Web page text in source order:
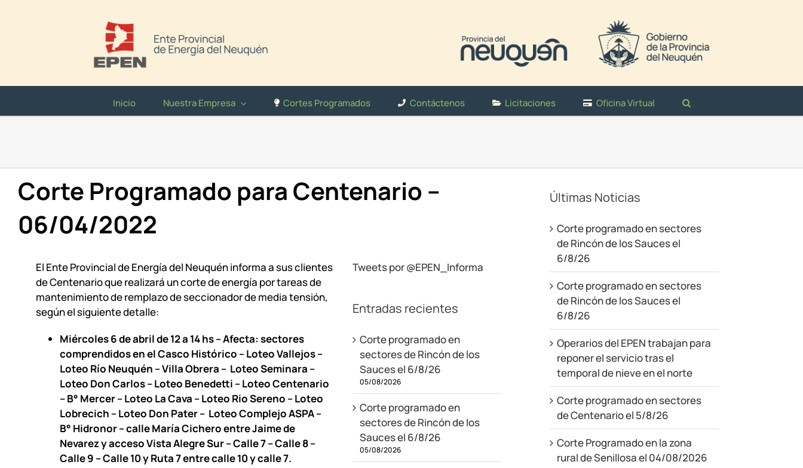
Inicio Nuestra Empresa Cortes Programados Contáctenos Licitaciones Oficina Virtual
Corte Programado para Centenario –
06/04/2022
El Ente Provincial de Energía del Neuquén informa a sus clientes
de Centenario que realizará un corte de energía por tareas de
mantenimiento de remplazo de seccionador de media tensión,
según el siguiente detalle:
Miércoles 6 de abril de 12 a 14 hs – Afecta: sectores
comprendidos en el Casco Histórico – Loteo Vallejos –
Loteo Río Neuquén – Villa Obrera – Loteo Seminara –
Loteo Don Carlos – Loteo Benedetti – Loteo Centenario
– B° Mercer – Loteo La Cava – Loteo Rio Sereno – Loteo
Lobrecich – Loteo Don Pater – Loteo Complejo ASPA –
B° Hidronor – calle María Cichero entre Jaime de
Nevarez y acceso Vista Alegre Sur – Calle 7 – Calle 8 –
Calle 9 – Calle 10 y Ruta 7 entre calle 10 y calle 7.
Tweets por @EPEN_Informa
Entradas recientes
Corte programado en
sectores de Rincón de los
Sauces el 6/8/26
05/08/2026
Corte programado en
sectores de Rincón de los
Sauces el 6/8/26
05/08/2026
Últimas Noticias
Corte programado en sectores
de Rincón de los Sauces el
6/8/26
Corte programado en sectores
de Rincón de los Sauces el
6/8/26
Operarios del EPEN trabajan para
reponer el servicio tras el
temporal de nieve en el norte
Corte programado en sectores
de Centenario el 5/8/26
Corte Programado en la zona
rural de Senillosa el 04/08/2026